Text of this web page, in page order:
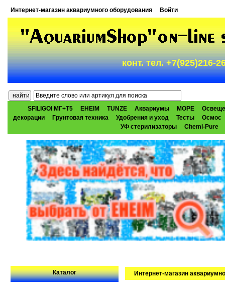
Интернет-магазин аквариумного оборудования Войти
конт. тел. +7(925)216-
SFILIGOI МГ+Т5 EHEIM TUNZE Аквариумы МОРЕ
декорации
Грунтовая техника Удобрения и уход Тесты
Осмос
УФ стерилизаторы
Chemi-Pure
Каталог Интернет-магазин